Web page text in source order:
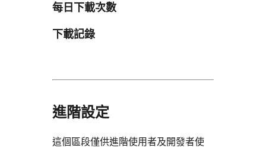
每日下載次數
下載記錄
進階設定
這個區段僅供進階使用者及開發者使